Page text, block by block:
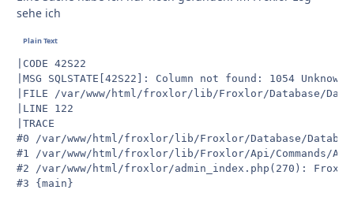
sehe ich
|CODE 42S22
|MSG SQLSTATE[42S22]: Column not found: 1054
|FILE /var/www/html/froxlor/lib/Froxlor/Database/
|LINE 122
|TRACE
#0 /var/www/html/froxlor/lib/Froxlor/Database/
#1 /var/www/html/froxlor/lib/Froxlor/Api/Commands/
#2 /var/www/html/froxlor/admin_index.php(270):
#3 {main}